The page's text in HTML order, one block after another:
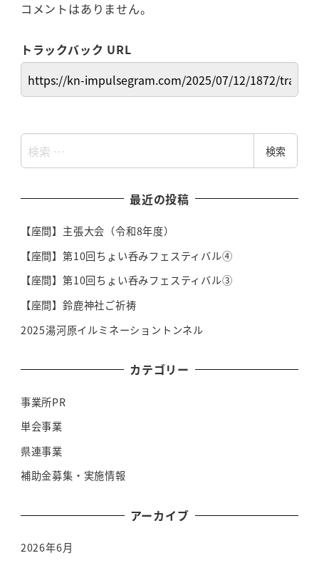
コメントはありません。
トラックバック URL
索
検索
最近の投稿
【座間】主張大会（令和8年度）
【座間】第10回ちょい呑みフェスティバル④
【座間】第10回ちょい呑みフェスティバル③
【座間】鈴鹿神社ご祈祷
2025湯河原イルミネーショントンネル
カテゴリー
事業所PR
単会事業
県連事業
補助金募集・実施情報
アーカイブ
2026年6月